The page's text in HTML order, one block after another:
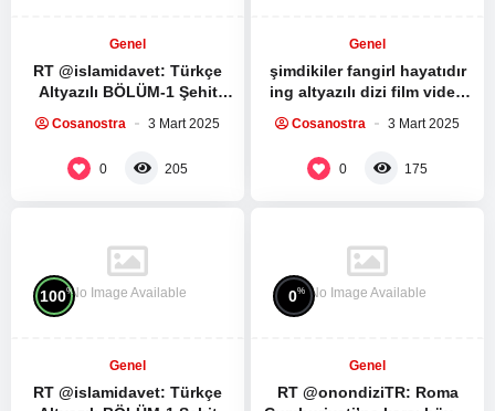
Genel
RT @islamidavet: Türkçe
Altyazılı BÖLÜM-1 Şehit
medya sitesi ile yaptığı
Cosanostra 3 Mart 2025
0 205
Genel
şimdikiler fangirl hayatıdır
ing altyazılı dizi film video
sahip değil mi…
Cosanostra 3 Mart 2025
0 175
No Image Available
100%
Genel
RT @islamidavet: Türkçe
No Image Available
0%
Genel
RT @onondiziTR: Roma